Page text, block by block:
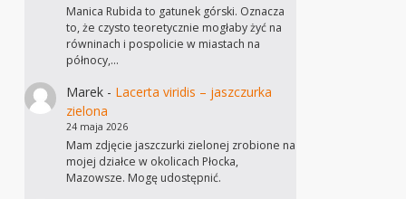
Manica Rubida to gatunek górski. Oznacza
to, że czysto teoretycznie mogłaby żyć na
równinach i pospolicie w miastach na
północy,…
Marek- Lacerta viridis – jaszczurka
zielona
24 maja 2026
Mam zdjęcie jaszczurki zielonej zrobione na
mojej działce w okolicach Płocka,
Mazowsze. Mogę udostępnić.